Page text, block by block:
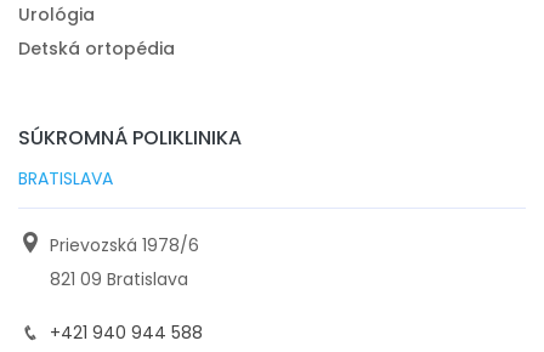
Urológia
Detská ortopédia
SÚKROMNÁ POLIKLINIKA
BRATISLAVA
Prievozská 1978/6
821 09 Bratislava
+421 940 944 588